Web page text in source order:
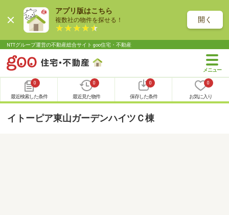
アプリ版はこちら
複数社の物件を探せる！ 開く
NTTグループ運営の不動産総合サイト goo住宅・不動産
0
最近検索した条件
0
最近見た物件
0
保存した条件
0
お気に入り
イトーピア東山ガーデンハイツＣ棟